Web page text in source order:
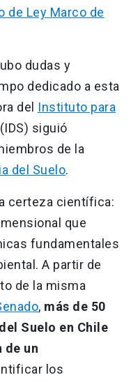
de Ley Marco de
dudas y
dedicado a esta
del Instituto para
(IDS) siguió
de la
del Suelo.
certeza científica:
que
fundamentales
A partir de
de la misma
, más de 50
Suelo en Chile
de un
los